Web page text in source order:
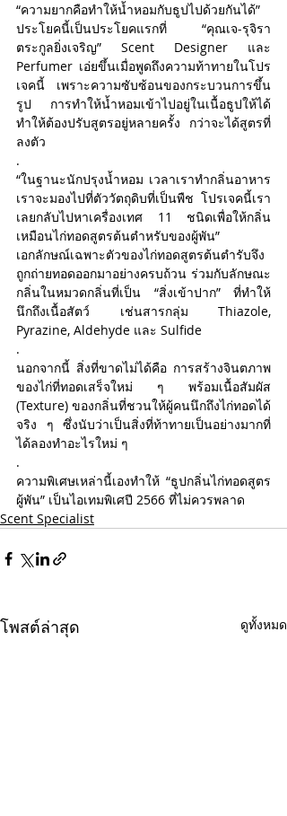
Search By Tags
สิงหาคม 2569 (1)1 กระทู้
มิถุนายน 2568 (5)5 กระทู้
พฤษภาคม 2568(32)32 กระทู้
เมษายน 2568 (4)4 กระทู้
มีนาคม 2568(1)1 กระทู้
กุมภาพันธ์ 2568 (2)2 กระทู้
มกราคม 2568
พฤศจิกายน 2567 (1)1 กระทู้
ตุลาคม 2567
(1)1 กระทู้
กันยายน 2567(2)2 กระทู้
สิงหาคม 2567 (3)3 กระทู้
กรกฎาคม 2567(1)1 กระทู้
มิถุนายน 2567(2)2 กระทู้
พฤษภาคม 2567(1)1 กระทู้
กุมภาพันธ์ 2566 (5)5 กระทู้
มกราคม 2566
2 กระทู้
สิงหาคม 2565(7)7 กระทู้
พฤษภาคม 2565
(2)
มกราคม 2565 (1)
1 กระทู้
พฤษภาคม 2564(5)5 กระทู้
เมษายน 2564(6)6 กระทู้
Essential Oil Perfume PerfumeFactory
ScentScentAndSense ScentMarketing
brandfragrancefragrance trend2023
perfumeกลิ่นสำหรับการตลาด
เทรนด์ของวงการน้ำหอมแห่งปี 2023แบรนด์
โรงงานน้ำหอม
“ความยากคือทำให้น้ำหอมกับธูปไปด้วยกันได้”
ประโยคนี้เป็นประโยคแรกที่ “คุณเจ-รุจิรา
ตระกูลยิ่งเจริญ” Scent Designer และ
Perfumer เอ่ยขึ้นเมื่อพูดถึงความท้าทายในโปร
เจคนี้ เพราะความซับซ้อนของกระบวนการขึ้น
รูป การทำให้น้ำหอมเข้าไปอยู่ในเนื้อธูปให้ได้
ทำให้ต้องปรับสูตรอยู่หลายครั้ง กว่าจะได้สูตรที่
ลงตัว
.
“ในฐานะนักปรุงน้ำหอม เวลาเราทำกลิ่นอาหาร
เราจะมองไปที่ตัววัตถุดิบที่เป็นพืช โปรเจคนี้เรา
เลยกลับไปหาเครื่องเทศ 11 ชนิดเพื่อให้กลิ่น
เหมือนไก่ทอดสูตรต้นตำหรับของผู้พัน”
เอกลักษณ์เฉพาะตัวของไก่ทอดสูตรต้นตำรับจึง
ถูกถ่ายทอดออกมาอย่างครบถ้วน ร่วมกับลักษณะ
กลิ่นในหมวดกลิ่นที่เป็น “สิ่งเข้าปาก” ที่ทำให้
นึกถึงเนื้อสัตว์ เช่นสารกลุ่ม Thiazole,
Pyrazine, Aldehyde และ Sulfide
.
นอกจากนี้ สิ่งที่ขาดไม่ได้คือ การสร้างจินตภาพ
ของไก่ที่ทอดเสร็จใหม่ ๆ พร้อมเนื้อสัมผัส
(Texture) ของกลิ่นที่ชวนให้ผู้คนนึกถึงไก่ทอดได้
จริง ๆ ซึ่งนับว่าเป็นสิ่งที่ท้าทายเป็นอย่างมากที่
ได้ลองทำอะไรใหม่ ๆ
.
ความพิเศษเหล่านี้เองทำให้ “ธูปกลิ่นไก่ทอดสูตร
ผู้พัน” เป็นไอเทมพิเศปี 2566 ที่ไม่ควรพลาด
Scent Specialist
โพสต์ล่าสุด ดูทั้งหมด